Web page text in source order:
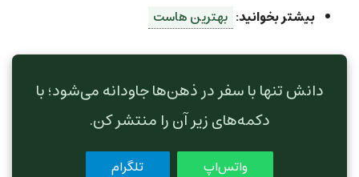
بیشتر بخوانید: بهترین هاست
دانش تنها با سفر در ذهن‌ها جاودانه می‌شود؛ با
دکمه‌های زیر آن را منتشر کن.
واتس‌اپ تلگرام